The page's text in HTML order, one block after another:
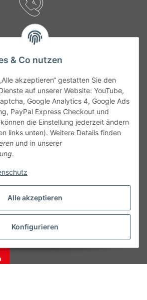
Alle akzeptieren
Konfigurieren
& Co nutzen
akzeptieren“ gestatten Sie den
auf unserer Website: YouTube,
Google Analytics 4, Google Ads
PayPal Express Checkout und
die Einstellung jederzeit ändern
links unten). Weitere Details finden
und in unserer
.
ohne Gewähr. Irrtümer und fehlerhafte
Wenn Sie Datenblätter oder spezielle
benötigen, wenden Sie sich bitte an
sein und vom Produkt abweichen.